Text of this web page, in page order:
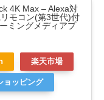
4K Max – Alexa対
モコン(第3世代)付
ミングメディアプ
楽天市場
ョッピング